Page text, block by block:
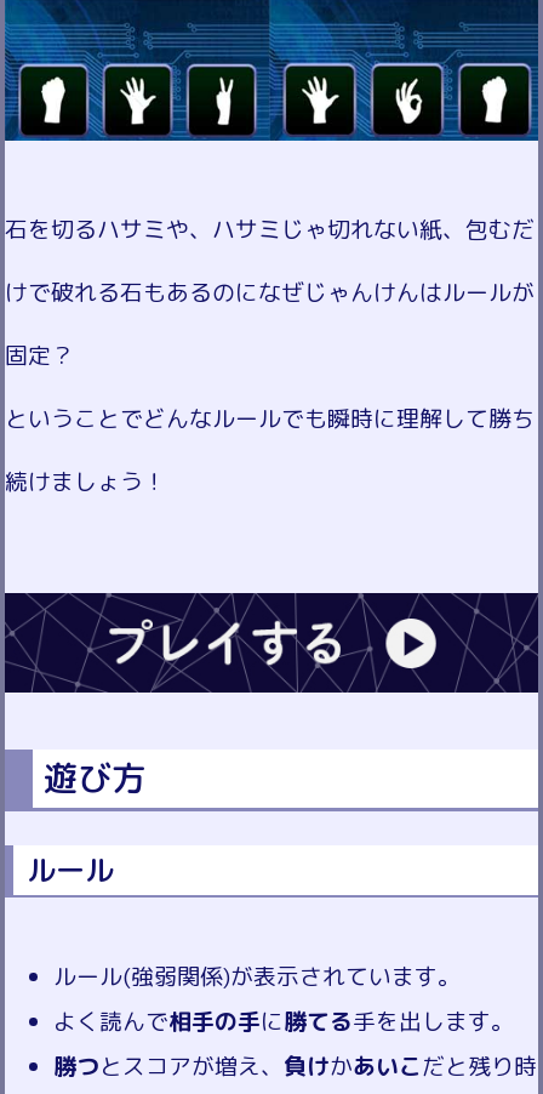
石を切るハサミや、ハサミじゃ切れない紙、包むだ
けで破れる石もあるのになぜじゃんけんはルールが
固定？
ということでどんなルールでも瞬時に理解して勝ち
続けましょう！
遊び方
ルール
ルール(強弱関係)が表示されています。
よく読んで相手の手に勝てる手を出します。
勝つとスコアが増え、 負けかあいこだと残り時